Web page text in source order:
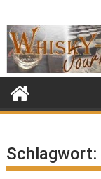
to
content
Schlagwort: